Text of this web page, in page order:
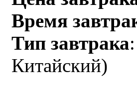
Время
Тип завтрака
Китайский)